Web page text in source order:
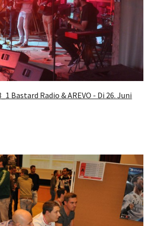
Bastard Radio & AREVO - Di 26. Juni